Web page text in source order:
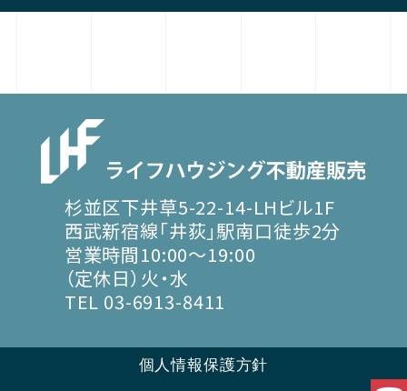
杉並区下井草5-22-14-LHビル1F
西武新宿線「井荻」駅南口徒歩2分
営業時間10:00～19:00
（定休日）火・水
TEL 03-6913-8411
個人情報保護方針